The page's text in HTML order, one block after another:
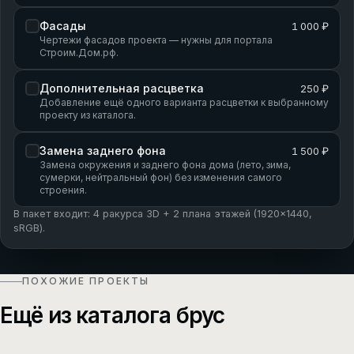
Фасады 1 000 ₽
Чертежи фасадов проекта — нужны для портала
Строим.Дом.рф.
Дополнительная расцветка 250 ₽
Добавление ещё одного варианта расцветки к выбранному
проекту из каталога.
Замена заднего фона 1 500 ₽
Замена окружения и заднего фона дома (лето, зима,
сумерки, нейтральный фон) без изменения самого
строения.
В пакет входит: 4 ракурса 3D + 2 плана этажей (1920×1440,
sRGB).
ПОХОЖИЕ ПРОЕКТЫ
Ещё из каталога брус